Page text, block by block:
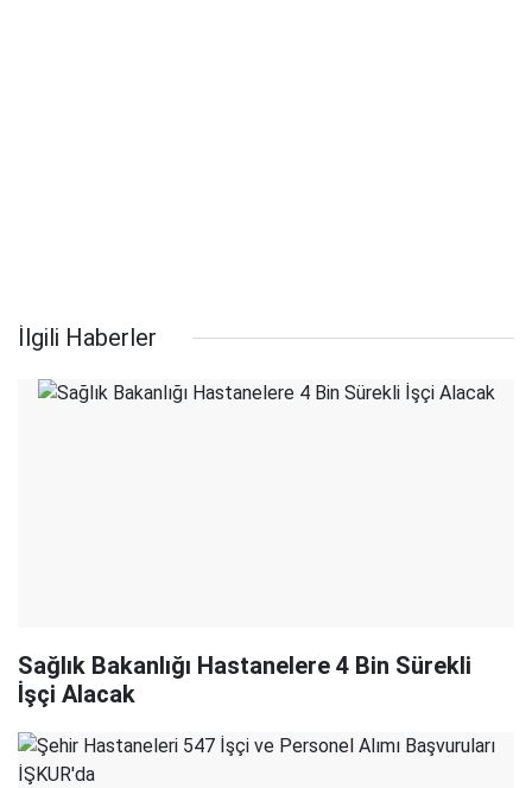
İlgili Haberler
Sağlık Bakanlığı Hastanelere 4 Bin Sürekli
İşçi Alacak